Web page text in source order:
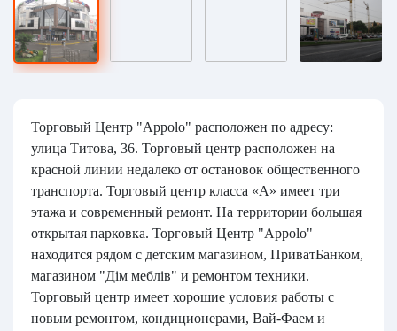
Торговый Центр "Appolo" расположен по адресу:
улица Титова, 36. Торговый центр расположен на
красной линии недалеко от остановок общественного
транспорта. Торговый центр класса «А» имеет три
этажа и современный ремонт. На территории большая
открытая парковка. Торговый Центр "Appolo"
находится рядом с детским магазином, ПриватБанком,
магазином "Дім меблів" и ремонтом техники.
Торговый центр имеет хорошие условия работы с
новым ремонтом, кондиционерами, Вай-Фаем и